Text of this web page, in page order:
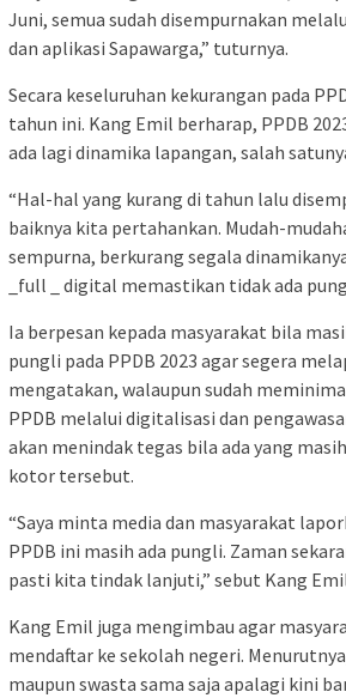
Juni, semua sudah disempurnakan
dan aplikasi Sapawarga,” tuturnya.
Secara keseluruhan kekurangan pada
tahun ini. Kang Emil berharap, PPDB
ada lagi dinamika lapangan, salah
“Hal-hal yang kurang di tahun lalu
baiknya kita pertahankan. Mudah-
sempurna, berkurang segala
_full _ digital memastikan tidak ada
Ia berpesan kepada masyarakat bila
pungli pada PPDB 2023 agar segera
mengatakan, walaupun sudah
PPDB melalui digitalisasi dan
akan menindak tegas bila ada yang
kotor tersebut.
“Saya minta media dan masyarakat
PPDB ini masih ada pungli. Zaman
pasti kita tindak lanjuti,” sebut Kang
Kang Emil juga mengimbau agar
mendaftar ke sekolah negeri.
maupun swasta sama saja apalagi kini